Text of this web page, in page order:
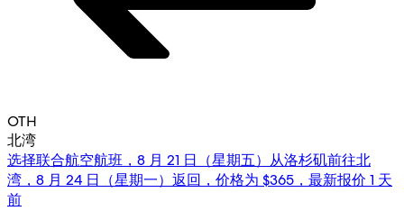
OTH
北湾
选择联合航空航班，8 月 21 日（星期五）从洛杉矶前往北
湾，8 月 24 日（星期一）返回，价格为 $365，最新报价 1 天
前